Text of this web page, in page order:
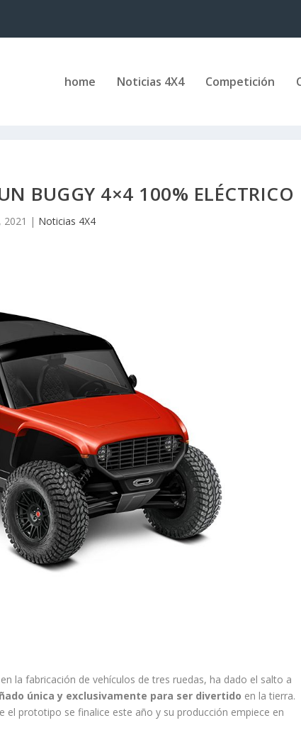
home Noticias 4X4 Competición
BUGGY 4×4 100% ELÉCTRICO
2021 | Noticias 4X4
la fabricación de vehículos de tres ruedas, ha dado el salto a
única y exclusivamente para ser divertido en la tierra.
prototipo se finalice este año y su producción empiece en